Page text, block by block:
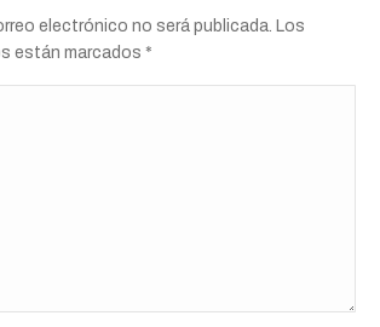
electrónico no será publicada. Los
están marcados *